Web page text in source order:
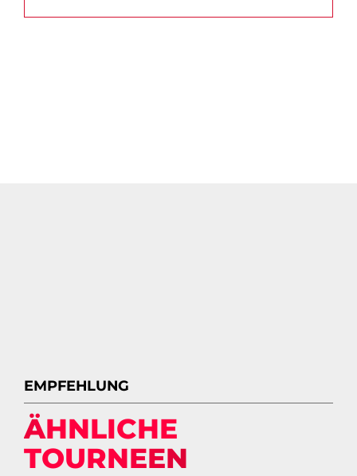
EMPFEHLUNG
ÄHNLICHE
TOURNEEN